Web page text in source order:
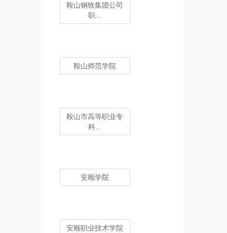
鞍山钢铁集团公司
职...
鞍山师范学院
鞍山市高等职业专
科...
安顺学院
安顺职业技术学院